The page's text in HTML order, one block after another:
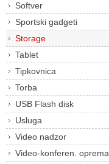
Softver
Sportski gadgeti
Storage
Tablet
Tipkovnica
Torba
USB Flash disk
Usluga
Video nadzor
Video-konferen. oprema